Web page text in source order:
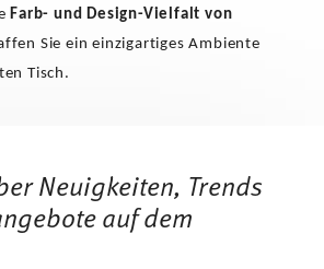
Farb- und Design-Vielfalt von
Sie ein einzigartiges Ambiente
Tisch.
Neuigkeiten, Trends
auf dem